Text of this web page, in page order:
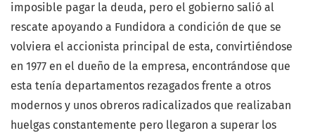
imposible pagar la deuda, pero el gobierno salió al
rescate apoyando a Fundidora a condición de que se
volviera el accionista principal de esta, convirtiéndose
en 1977 en el dueño de la empresa, encontrándose que
esta tenía departamentos rezagados frente a otros
modernos y unos obreros radicalizados que realizaban
huelgas constantemente pero llegaron a superar los